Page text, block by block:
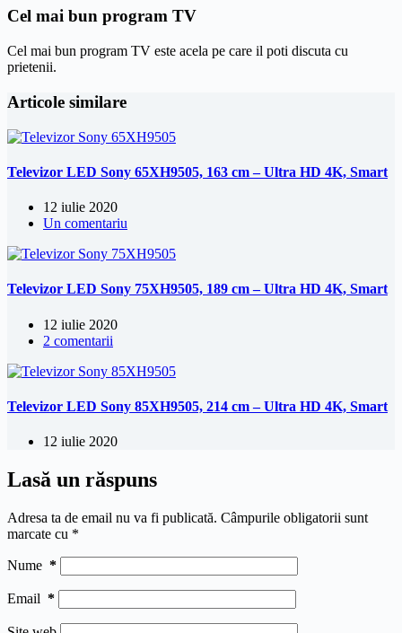
Cel mai bun program TV
Cel mai bun program TV este acela pe care il poti discuta cu
prietenii.
Articole similare
Televizor LED Sony 65XH9505, 163 cm – Ultra HD 4K, Smart
12 iulie 2020
Un comentariu
Televizor LED Sony 75XH9505, 189 cm – Ultra HD 4K, Smart
12 iulie 2020
2 comentarii
Televizor LED Sony 85XH9505, 214 cm – Ultra HD 4K, Smart
12 iulie 2020
Lasă un răspuns
Adresa ta de email nu va fi publicată. Câmpurile obligatorii sunt
marcate cu *
Nume *
Email *